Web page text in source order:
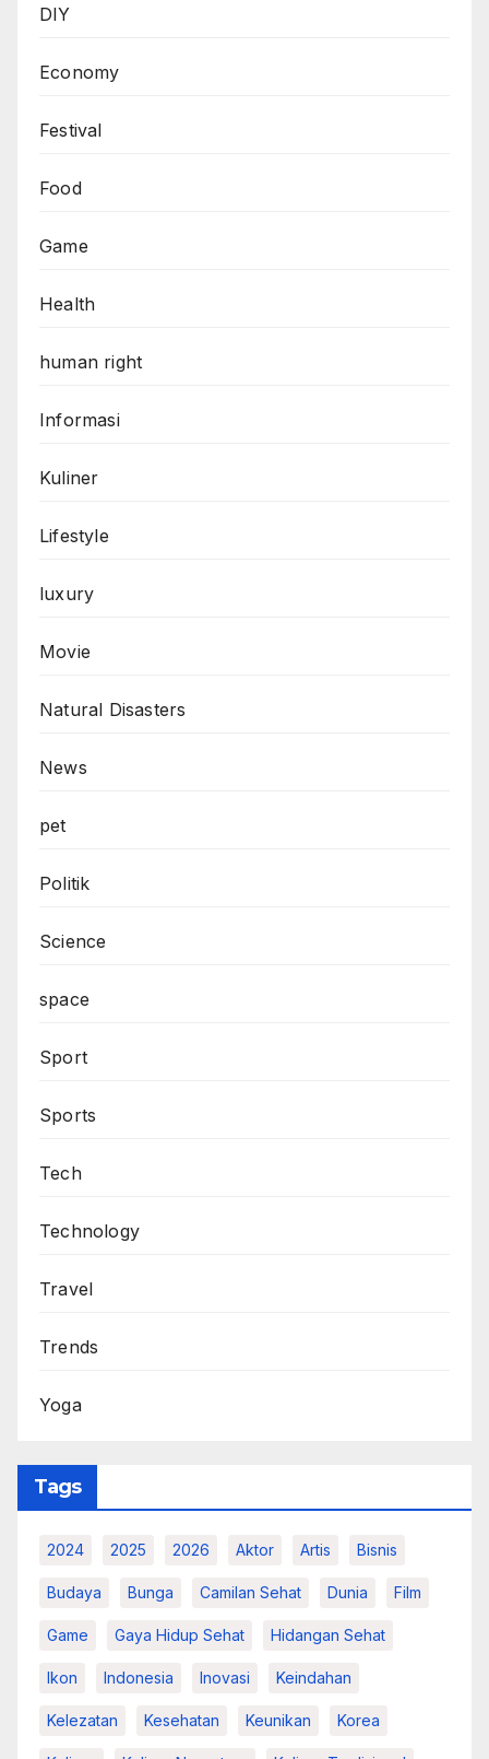
DIY
Economy
Festival
Food
Game
Health
human right
Informasi
Kuliner
Lifestyle
luxury
Movie
Natural Disasters
News
pet
Politik
Science
space
Sport
Sports
Tech
Technology
Travel
Trends
Yoga
Tags
2024 2025 2026 Aktor Artis Bisnis
Budaya Bunga Camilan Sehat Dunia Film
Game Gaya Hidup Sehat Hidangan Sehat
Ikon Indonesia Inovasi Keindahan
Kelezatan Kesehatan Keunikan Korea